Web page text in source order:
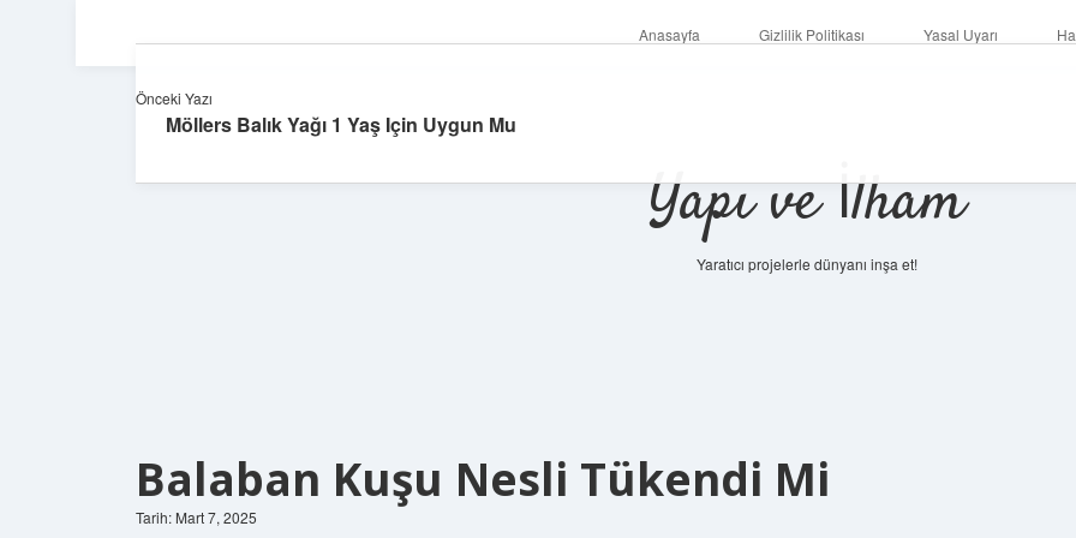
Anasayfa Gizlilik Politikası Yasal Uyarı
Yapı ve İlham
Yaratıcı projelerle dünyanı inşa et!
Balaban Kuşu Nesli Tükendi Mi
Tarih: Mart 7, 2025
Önceki Yazı
Möllers Balık Yağı 1 Yaş Için Uygun Mu